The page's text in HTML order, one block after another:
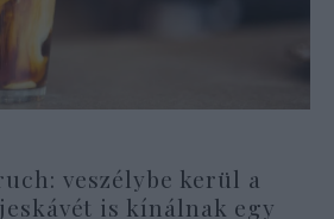
veszélybe kerül a
is kínálnak egy